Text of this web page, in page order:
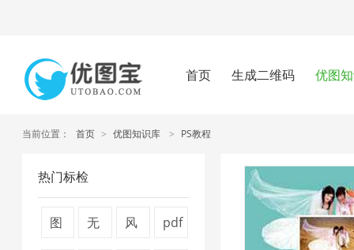
首页 生成二维码 优图
当前位置： 首页 > 优图知识库 > PS教程
热门标检
图
无
风
pdf